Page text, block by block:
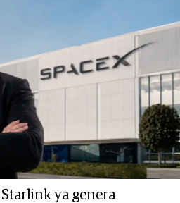
ya genera